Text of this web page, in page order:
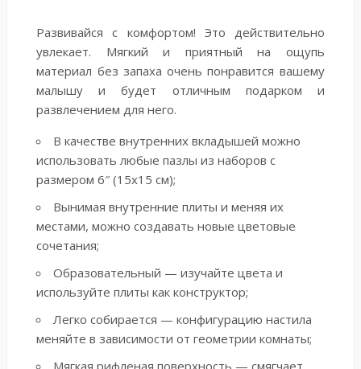
Развивайся с комфортом! Это действительно
увлекает. Мягкий и приятный на ощупь
материал без запаха очень понравится вашему
малышу и будет отличным подарком и
развлечением для него.
В качестве внутренних вкладышей можно
использовать любые пазлы из наборов с
размером 6″ (15х15 см);
Вынимая внутренние плиты и меняя их
местами, можно создавать новые цветовые
сочетания;
Образовательный — изучайте цвета и
используйте плиты как конструктор;
Легко собирается — конфигурацию настила
меняйте в зависимости от геометрии комнаты;
Мягкая рифленая поверхность — смягчает